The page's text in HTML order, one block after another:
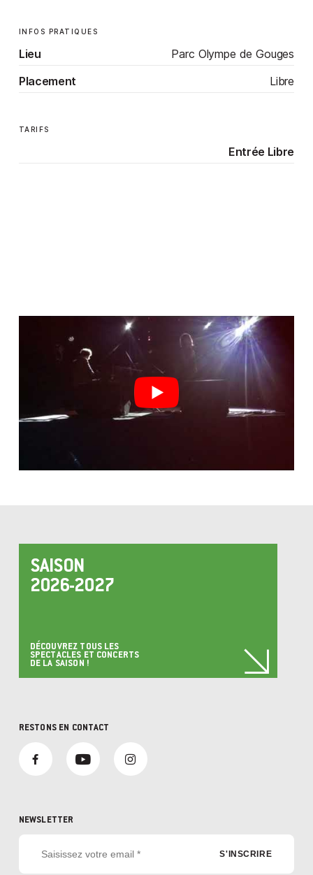
INFOS PRATIQUES
Lieu
Parc Olympe de Gouges
Placement
Libre
TARIFS
Entrée Libre
SAISON
2026-2027
DÉCOUVREZ TOUS LES
SPECTACLES ET CONCERTS
DE LA SAISON !
RESTONS EN CONTACT
NEWSLETTER